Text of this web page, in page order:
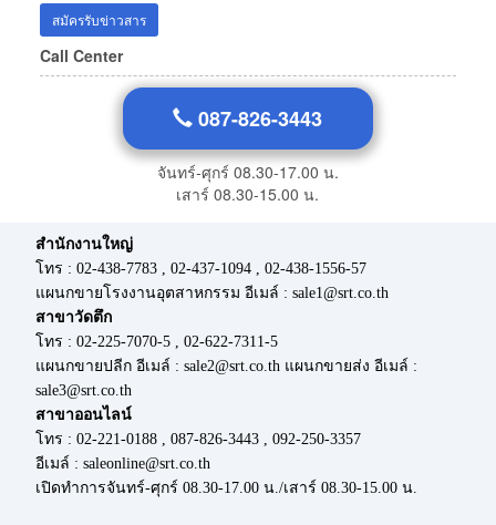
สมัครรับข่าวสาร
Call Center
087-826-3443
จันทร์-ศุกร์ 08.30-17.00 น.
เสาร์ 08.30-15.00 น.
สำนักงานใหญ่
โทร : 02-438-7783 , 02-437-1094 , 02-438-1556-57
แผนกขายโรงงานอุตสาหกรรม อีเมล์ : sale1@srt.co.th
สาขาวัดตึก
โทร : 02-225-7070-5 , 02-622-7311-5
แผนกขายปลีก อีเมล์ : sale2@srt.co.th แผนกขายส่ง อีเมล์ :
sale3@srt.co.th
สาขาออนไลน์
โทร : 02-221-0188 , 087-826-3443 , 092-250-3357
อีเมล์ : saleonline@srt.co.th
เปิดทำการจันทร์-ศุกร์ 08.30-17.00 น./เสาร์ 08.30-15.00 น.